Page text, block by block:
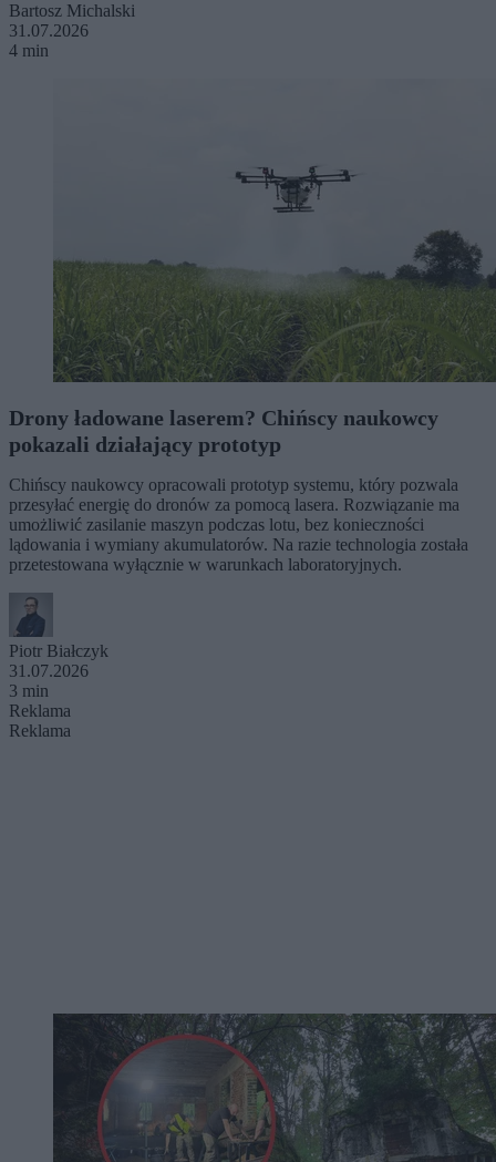
Bartosz Michalski
31.07.2026
4 min
Drony ładowane laserem? Chińscy naukowcy
pokazali działający prototyp
Chińscy naukowcy opracowali prototyp systemu, który pozwala
przesyłać energię do dronów za pomocą lasera. Rozwiązanie ma
umożliwić zasilanie maszyn podczas lotu, bez konieczności
lądowania i wymiany akumulatorów. Na razie technologia została
przetestowana wyłącznie w warunkach laboratoryjnych.
Piotr Białczyk
31.07.2026
3 min
Reklama
Reklama